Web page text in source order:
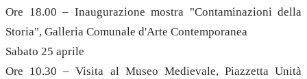
Ore 18.00 – Inaugurazione mostra "Contaminazioni della
Storia", Galleria Comunale d'Arte Contemporanea
Sabato 25 aprile
Ore 10.30 – Visita al Museo Medievale, Piazzetta Unità